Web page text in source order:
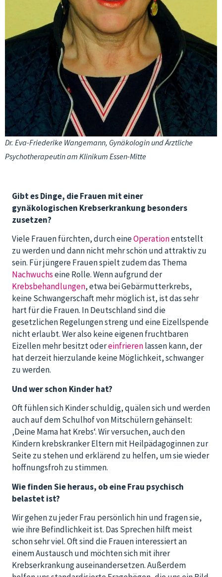
Dr. Eva-Friederike Wangemann, Gynäkologin und Ärztliche
Psychotherapeutin am Klinikum Essen-Mitte
Gibt es Dinge, die Frauen mit einer
gynäkologischen Krebserkrankung besonders
zusetzen?
Viele Frauen fürchten, durch eineOperationentstellt
zu werden und dann nicht mehr schön und attraktiv zu
sein. Für jüngere Frauen spielt zudem das Thema
Nachwuchseine Rolle. Wenn aufgrund der
Krebsbehandlungen, etwa bei Gebärmutterkrebs,
keine Schwangerschaft mehr möglich ist, ist das sehr
hart für die Frauen. In Deutschland sind die
gesetzlichen Regelungen streng und eine Eizellspende
nicht erlaubt. Wer also keine eigenen fruchtbaren
Eizellen mehr besitzt odereinfrierenlassen kann, der
hat derzeit hierzulande keine Möglichkeit, schwanger
zu werden.
Und wer schon Kinder hat?
Oft fühlen sich Kinder schuldig, quälen sich und werden
auch auf dem Schulhof von Mitschülern gehänselt:
‚Deine Mama hat Krebs‘. Wir versuchen, auch den
Kindern krebskranker Eltern mit Heilpädagoginnen zur
Seite zu stehen und erklärend zu helfen, um sie wieder
hoffnungsfroh zu stimmen.
Wie finden Sie heraus, ob eine Frau psychisch
belastet ist?
Wir gehen zu jeder Frau persönlich hin und fragen sie,
wie ihre Befindlichkeit ist. Das Sprechen hilft meist
schon sehr viel. Oft sind die Frauen interessiert an
einem Austausch und möchten sich mit ihrer
Krebserkrankung auseinandersetzen. Außerdem